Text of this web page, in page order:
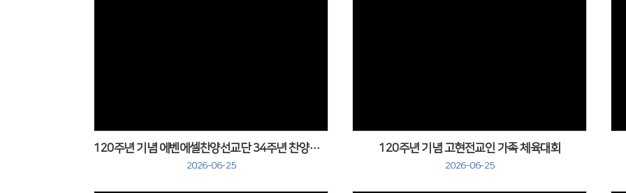
120주년 기념 에벤에셀찬양선교단 34주년 찬양집회
2026-06-25
120주년 기념 고현전교인 가족 체육대회
2026-06-25